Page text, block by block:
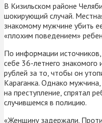
В Кизильском районе
шокирующий случай.
знакомому мужчине убить
«плохим поведением»
По информации
себе 36-летнего
рублей за то, чтобы он
Караганка. Однако
на преступление, спрятал
случившемся в полицию.
«Женщину задержали.